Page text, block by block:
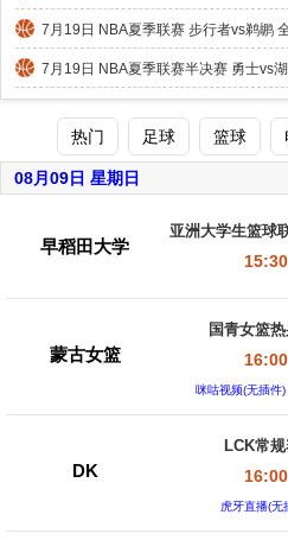
7月19日 NBA夏季联赛 步行者vs鹈鹕
7月19日 NBA夏季联赛半决赛 勇士vs
热门 足球 篮球
08月09日 星期日
早稻田大学
亚洲大学生篮球
15:30
蒙古女篮
国青女篮
16:00
咪咕视频(无插件
DK
LCK常规
16:00
虎牙直播(无